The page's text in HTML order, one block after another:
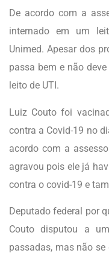
De acordo com a
internado em um
Unimed. Apesar dos
passa bem e não
leito de UTI.
Luiz Couto foi
contra a Covid-19 no
acordo com a
agravou pois ele já
contra o covid-19 e
Deputado federal por
Couto disputou a
passadas, mas não se